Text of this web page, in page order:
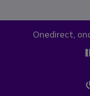
Onedirect,